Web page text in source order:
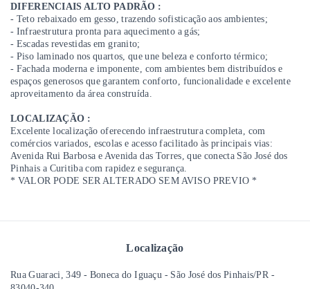
DIFERENCIAIS ALTO PADRÃO :
- Teto rebaixado em gesso, trazendo sofisticação aos ambientes;
- Infraestrutura pronta para aquecimento a gás;
- Escadas revestidas em granito;
- Piso laminado nos quartos, que une beleza e conforto térmico;
- Fachada moderna e imponente, com ambientes bem distribuídos e
espaços generosos que garantem conforto, funcionalidade e excelente
aproveitamento da área construída.
LOCALIZAÇÃO :
Excelente localização oferecendo infraestrutura completa, com
comércios variados, escolas e acesso facilitado às principais vias:
Avenida Rui Barbosa e Avenida das Torres, que conecta São José dos
Pinhais a Curitiba com rapidez e segurança.
* VALOR PODE SER ALTERADO SEM AVISO PREVIO *
Localização
Rua Guaraci, 349 - Boneca do Iguaçu - São José dos Pinhais/PR -